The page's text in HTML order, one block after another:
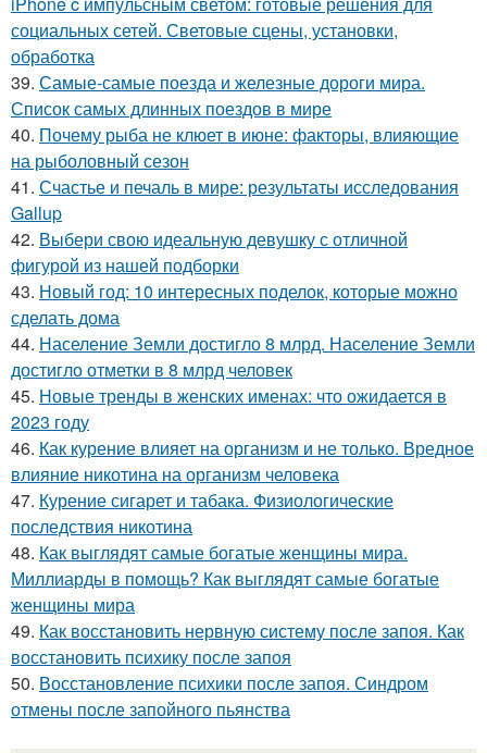
социальных сетей. Световые сцены, установки,
обработка
39. Самые-самые поезда и железные дороги мира.
Список самых длинных поездов в мире
40. Почему рыба не клюет в июне: факторы, влияющие
на рыболовный сезон
41. Счастье и печаль в мире: результаты исследования
Gallup
42. Выбери свою идеальную девушку с отличной
фигурой из нашей подборки
43. Новый год: 10 интересных поделок, которые можно
сделать дома
44. Население Земли достигло 8 млрд. Население Земли
достигло отметки в 8 млрд человек
45. Новые тренды в женских именах: что ожидается в
2023 году
46. Как курение влияет на организм и не только. Вредное
влияние никотина на организм человека
47. Курение сигарет и табака. Физиологические
последствия никотина
48. Как выглядят самые богатые женщины мира.
Миллиарды в помощь? Как выглядят самые богатые
женщины мира
49. Как восстановить нервную систему после запоя. Как
восстановить психику после запоя
50. Восстановление психики после запоя. Синдром
отмены после запойного пьянства